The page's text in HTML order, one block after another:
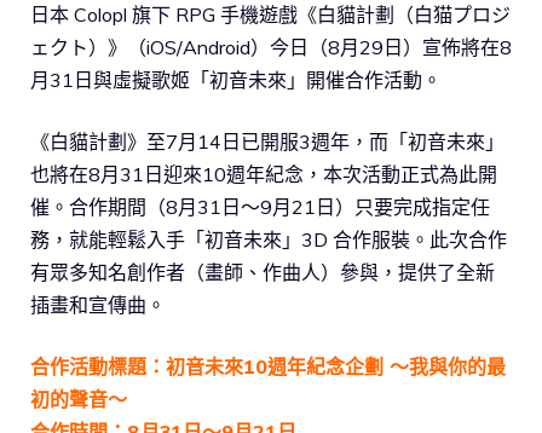
日本 Colopl 旗下 RPG 手機遊戲《白貓計劃（白猫プロジ
ェクト）》（iOS/Android）今日（8月29日）宣佈將在8
月31日與虛擬歌姬「初音未來」開催合作活動。
《白貓計劃》至7月14日已開服3週年，而「初音未來」
也將在8月31日迎來10週年紀念，本次活動正式為此開
催。合作期間（8月31日～9月21日）只要完成指定任
務，就能輕鬆入手「初音未來」3D 合作服裝。此次合作
有眾多知名創作者（畫師、作曲人）參與，提供了全新
插畫和宣傳曲。
合作活動標題：初音未來10週年紀念企劃 ～我與你的最
初的聲音～